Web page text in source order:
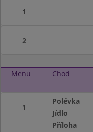
1
2
Menu Chod
1
Polévka
Jídlo
Příloha